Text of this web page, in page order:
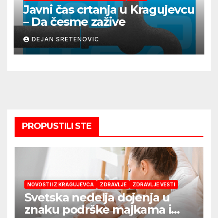
Javni čas crtanja u Kragujevcu
– Da česme zažive
DEJAN SRETENOVIC
PROPUSTILI STE
NOVOSTI IZ KRAGUJEVCA ZDRAVLJE ZDRAVLJE VESTI
Svetska nedelja dojenja u
znaku podrške majkama i